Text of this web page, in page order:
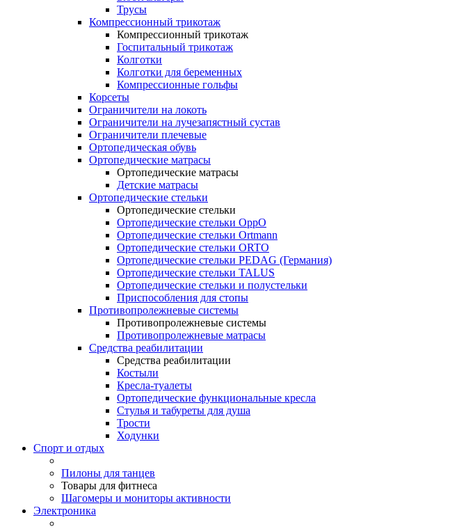
Трусы
Компрессионный трикотаж
Компрессионный трикотаж
Госпитальный трикотаж
Колготки
Колготки для беременных
Компрессионные гольфы
Корсеты
Ограничители на локоть
Ограничители на лучезапястный сустав
Ограничители плечевые
Ортопедическая обувь
Ортопедические матрасы
Ортопедические матрасы
Детские матрасы
Ортопедические стельки
Ортопедические стельки
Ортопедические стельки OppO
Ортопедические стельки Ortmann
Ортопедические стельки ORTO
Ортопедические стельки PEDAG (Германия)
Ортопедические стельки TALUS
Ортопедические стельки и полустельки
Приспособления для стопы
Противопролежневые системы
Противопролежневые системы
Противопролежневые матрасы
Средства реабилитации
Средства реабилитации
Костыли
Кресла-туалеты
Ортопедические функциональные кресла
Стулья и табуреты для душа
Трости
Ходунки
Спорт и отдых
Пилоны для танцев
Товары для фитнеса
Шагомеры и мониторы активности
Электроника